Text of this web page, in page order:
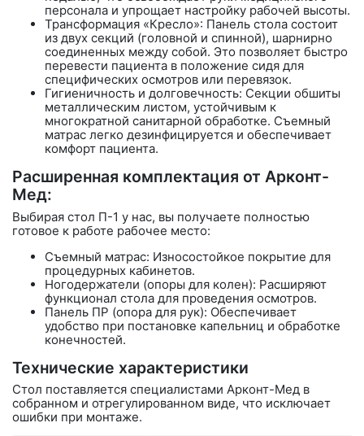
персонала и упрощает настройку рабочей высоты.
Трансформация «Кресло»: Панель стола состоит
из двух секций (головной и спинной), шарнирно
соединенных между собой. Это позволяет быстро
перевести пациента в положение сидя для
специфических осмотров или перевязок.
Гигиеничность и долговечность: Секции обшиты
металлическим листом, устойчивым к
многократной санитарной обработке. Съемный
матрас легко дезинфицируется и обеспечивает
комфорт пациента.
Расширенная комплектация от Арконт-
Мед:
Выбирая стол П-1 у нас, вы получаете полностью
готовое к работе рабочее место:
Съемный матрас: Износостойкое покрытие для
процедурных кабинетов.
Ногодержатели (опоры для колен): Расширяют
функционал стола для проведения осмотров.
Панель ПР (опора для рук): Обеспечивает
удобство при постановке капельниц и обработке
конечностей.
Технические характеристики
Стол поставляется специалистами Арконт-Мед в
собранном и отрегулированном виде, что исключает
ошибки при монтаже.